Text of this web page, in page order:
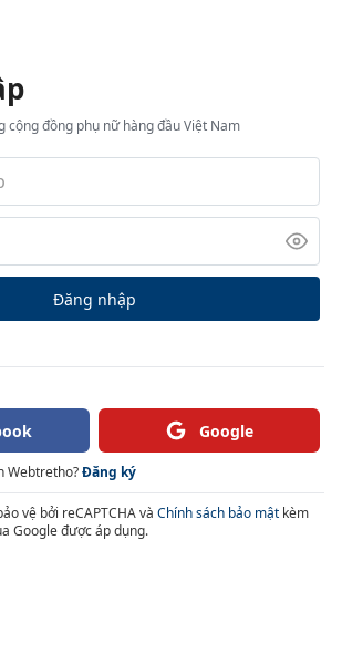
cộng đồng phụ nữ hàng đầu Việt Nam
Đăng nhập
Google
Webtretho?Đăng ký
vệ bởi reCAPTCHA và Chính sách bảo mật kèm
Google được áp dụng.